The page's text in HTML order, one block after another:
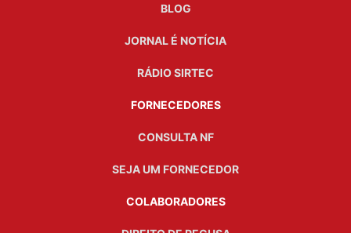
BLOG
JORNAL É NOTÍCIA
RÁDIO SIRTEC
FORNECEDORES
CONSULTA NF
SEJA UM FORNECEDOR
COLABORADORES